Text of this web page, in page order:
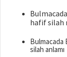
hafif silah
Bulmacada
silah anlamı